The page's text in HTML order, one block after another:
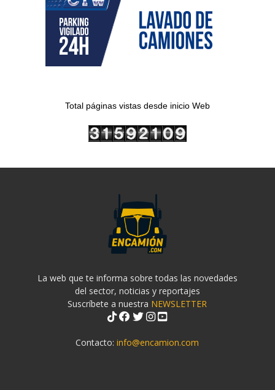
Total páginas vistas desde inicio Web
La web que te informa sobre todas las novedades
del sector, noticias y reportajes
Suscríbete a nuestra NEWSLETTER
Contacto:info@encamion.com